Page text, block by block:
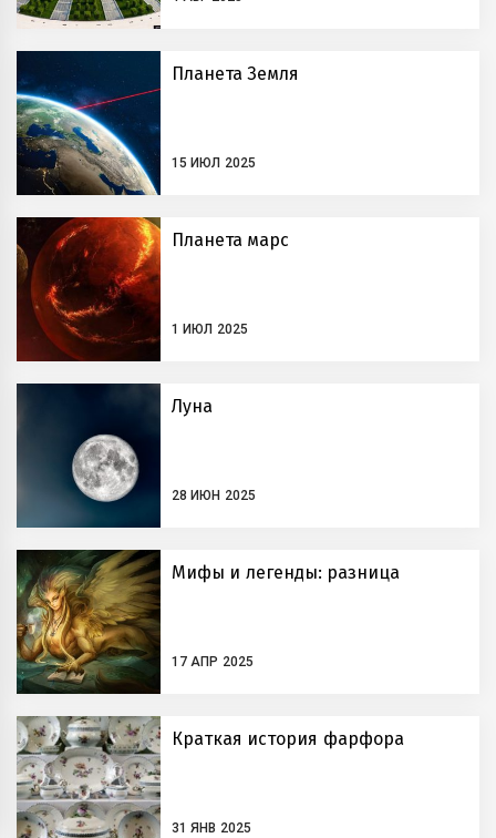
Планета Земля
15 ИЮЛ 2025
Планета марс
1 ИЮЛ 2025
Луна
28 ИЮН 2025
Мифы и легенды: разница
17 АПР 2025
Краткая история фарфора
31 ЯНВ 2025